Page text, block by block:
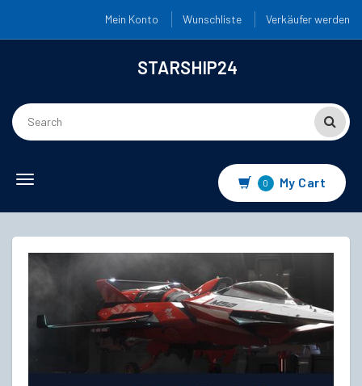
Mein Konto Wunschliste Verkäufer werden
STARSHIP24
Toggle
0 My Cart